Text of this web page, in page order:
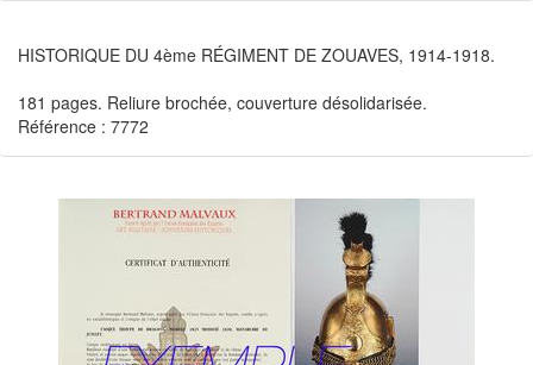
HISTORIQUE DU 4ème RÉGIMENT DE ZOUAVES, 1914-1918.
181 pages. Reliure brochée, couverture désolidarisée.
Référence : 7772